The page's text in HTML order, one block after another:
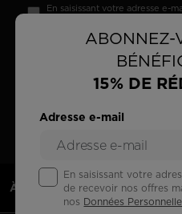
ABONNEZ-
15% DE
Adresse e-mail
En saisissant votre
de recevoir nos offres
nos Données
En saisissant votre adresse e-
S'INSCRIRE
À PROPOS DE NOUS